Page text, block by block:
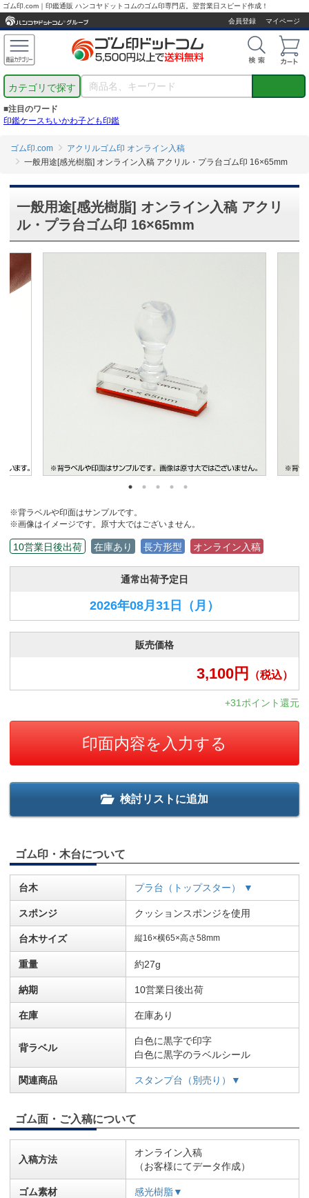
ゴム印.com｜印鑑通販 ハンコヤドットコムのゴム印専門店。翌営業日スピード作成！
会員登録
マイページ
カテゴリで探す
■注目のワード
印鑑ケースちいかわ子ども印鑑
ゴム印.com
アクリルゴム印 オンライン入稿
一般用途[感光樹脂] オンライン入稿 アクリル・プラ台ゴム印 16×65mm
一般用途[感光樹脂] オンライン入稿 アクリ
ル・プラ台ゴム印 16×65mm
※背ラベルや印面はサンプルです。
※画像はイメージです。原寸大ではございません。
10営業日後出荷 在庫あり 長方形型 オンライン入稿
通常出荷予定日
2026年08月31日 （月）
販売価格
3,100円 （税込）
+31ポイント還元
印面内容を入力する
検討リストに追加
ゴム印・木台について
台木 プラ台（トップスター） ▼
スポンジ クッションスポンジを使用
台木サイズ 縦16×横65×高さ58mm
重量 約27g
納期 10営業日後出荷
在庫 在庫あり
背ラベル
白色に黒字で印字
白色に黒字のラベルシール
関連商品 スタンプ台（別売り）▼
ゴム面・ご入稿について
入稿方法
オンライン入稿
（お客様にてデータ作成）
ゴム素材 感光樹脂▼